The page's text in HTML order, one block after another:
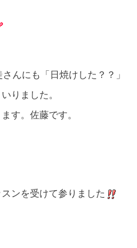
さんにも「日焼けした？？」
りました。
す。佐藤です。
スンを受けて参りました